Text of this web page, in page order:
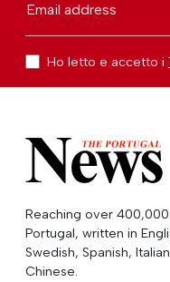
Email address
Ho letto e accetto i
Reaching over
Portugal, written in
Swedish, Spanish,
Chinese.